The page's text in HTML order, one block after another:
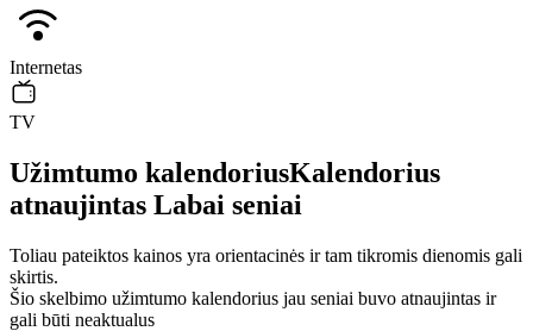
Internetas
TV
Užimtumo kalendoriusKalendorius
atnaujintas Labai seniai
Toliau pateiktos kainos yra orientacinės ir tam tikromis dienomis gali
skirtis.
Šio skelbimo užimtumo kalendorius jau seniai buvo atnaujintas ir
gali būti neaktualus